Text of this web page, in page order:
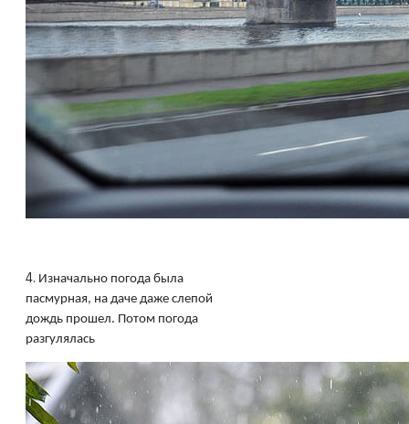
4. Изначально погода была
пасмурная, на даче даже слепой
дождь прошел. Потом погода
разгулялась